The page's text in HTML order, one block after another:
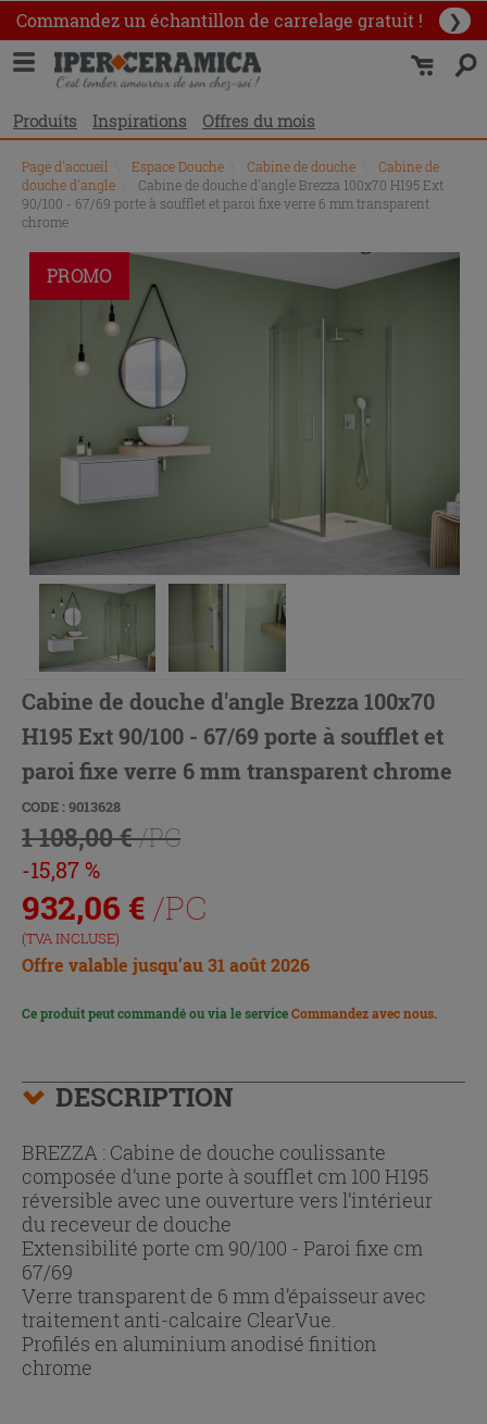
Commandez un échantillon de carrelage gratuit ! ❯
Produits Inspirations Offres du mois
Page d'accueil Espace Douche Cabine de douche
Cabine de
douche d'angle
Cabine de douche d'angle Brezza 100x70 H195 Ext
90/100 - 67/69 porte à soufflet et paroi fixe verre 6 mm transparent
chrome
PROMO
Cabine de douche d'angle Brezza 100x70
H195 Ext 90/100 - 67/69 porte à soufflet et
paroi fixe verre 6 mm transparent chrome
CODE : 9013628
1 108,00 €/PC
-15,87 %
932,06 € /PC
(TVA INCLUSE)
Offre valable jusqu’au 31 août 2026
Ce produit peut commandé ou via le serviceCommandez avec nous.
DESCRIPTION
BREZZA : Cabine de douche coulissante
composée d’une porte à soufflet cm 100 H195
réversible avec une ouverture vers l’intérieur
du receveur de douche
Extensibilité porte cm 90/100 - Paroi fixe cm
67/69
Verre transparent de 6 mm d’épaisseur avec
traitement anti-calcaire ClearVue.
Profilés en aluminium anodisé finition
chrome